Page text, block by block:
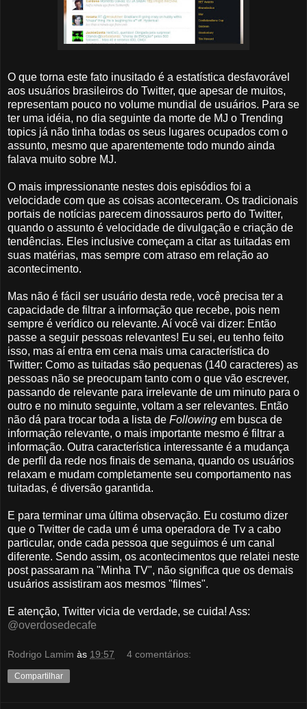
O que torna este fato inusitado é a estatística desfavorável
aos usuários brasileiros do Twitter, que apesar de muitos,
representam pouco no volume mundial de usuários. Para se
ter uma idéia, no dia seguinte da morte de MJ o Trending
topics já não tinha todas os seus lugares ocupados com o
assunto, mesmo que aparentemente todo mundo ainda
falava muito sobre MJ.
O mais impressionante nestes dois episódios foi a
velocidade com que as coisas aconteceram. Os tradicionais
portais de notícias parecem dinossauros perto do Twitter,
quando o assunto é velocidade de divulgação e criação de
tendências. Eles inclusive começam a citar as tuitadas em
suas matérias, mas sempre com atraso em relação ao
acontecimento.
Mas não é fácil ser usuário desta rede, você precisa ter a
capacidade de filtrar a informação que recebe, pois nem
sempre é verídico ou relevante. Aí você vai dizer: Então
passe a seguir pessoas relevantes! Eu sei, eu tenho feito
isso, mas aí entra em cena mais uma característica do
Twitter: Como as tuitadas são pequenas (140 caracteres) as
pessoas não se preocupam tanto com o que vão escrever,
passando de relevante para irrelevante de um minuto para o
outro e no minuto seguinte, voltam a ser relevantes. Então
não dá para trocar toda a lista de Following em busca de
informação relevante, o mais importante mesmo é filtrar a
informação. Outra característica interessante é a mudança
de perfil da rede nos finais de semana, quando os usuários
relaxam e mudam completamente seu comportamento nas
tuitadas, é diversão garantida.
E para terminar uma última observação. Eu costumo dizer
que o Twitter de cada um é uma operadora de Tv a cabo
particular, onde cada pessoa que seguimos é um canal
diferente. Sendo assim, os acontecimentos que relatei neste
post passaram na "Minha TV", não significa que os demais
usuários assistiram aos mesmos "filmes".
E atenção, Twitter vicia de verdade, se cuida! Ass:
@overdosedecafe
Rodrigo Lamim às 19:57 4 comentários:
Compartilhar